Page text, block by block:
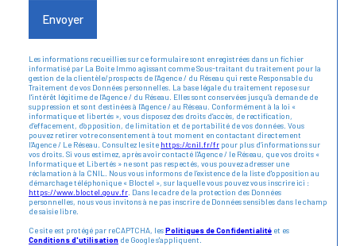
Envoyer
Les informations recueillies sur ce formulaire sont enregistrées dans un fichier
informatisé par La Boite Immo agissant comme Sous-traitant du traitement pour la
gestion de la clientèle/prospects de l'Agence / du Réseau qui reste Responsable du
Traitement de vos Données personnelles. La base légale du traitement repose sur
l'intérêt légitime de l'Agence / du Réseau. Elles sont conservées jusqu'à demande de
suppression et sont destinées à l'Agence / au Réseau. Conformément à la loi «
informatique et libertés », vous disposez des droits d’accès, de rectification,
d’effacement, d’opposition, de limitation et de portabilité de vos données. Vous
pouvez retirer votre consentement à tout moment en contactant directement
l’Agence / Le Réseau. Consultez le site https://cnil.fr/fr pour plus d’informations sur
vos droits. Si vous estimez, après avoir contacté l'Agence / le Réseau, que vos droits «
Informatique et Libertés » ne sont pas respectés, vous pouvez adresser une
réclamation à la CNIL. Nous vous informons de l’existence de la liste d'opposition au
démarchage téléphonique « Bloctel », sur laquelle vous pouvez vous inscrire ici :
https://www.bloctel.gouv.fr . Dans le cadre de la protection des Données
personnelles, nous vous invitons à ne pas inscrire de Données sensibles dans le champ
de saisie libre.
Ce site est protégé par reCAPTCHA, lesPolitiques de Confidentialité et es
Conditions d'utilisation de Google s'appliquent.